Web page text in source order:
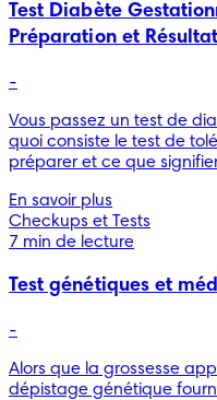
Test Diabète
Préparation et
-
Vous passez un test de
quoi consiste le test de
préparer et ce que
En savoir plus
Checkups et Tests
7 min de lecture
Test génétiques et
-
Alors que la grossesse
dépistage génétique